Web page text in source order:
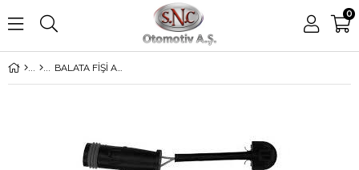
0
BALATA FİŞİ ARKA 2 ADET 515 SPRİNTER-CRAFTER 2007